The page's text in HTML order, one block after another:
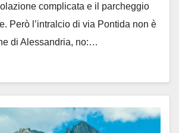
complicata e il parcheggio
Però l’intralcio di via Pontida non è
di Alessandria, no:…